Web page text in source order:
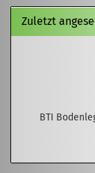
Zuletzt
BTI